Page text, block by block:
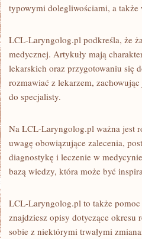
typowymi dolegliwościami, a także
LCL-Laryngolog.pl podkreśla, że
medycznej. Artykuły mają
lekarskich oraz przygotowaniu się
rozmawiać z lekarzem,
do specjalisty.
Na LCL-Laryngolog.pl ważna jest
uwagę obowiązujące zalecenia,
diagnostykę i leczenie w
bazą wiedzy, która może być
LCL-Laryngolog.pl to także
znajdziesz opisy dotyczące
sobie z niektórymi trwałymi